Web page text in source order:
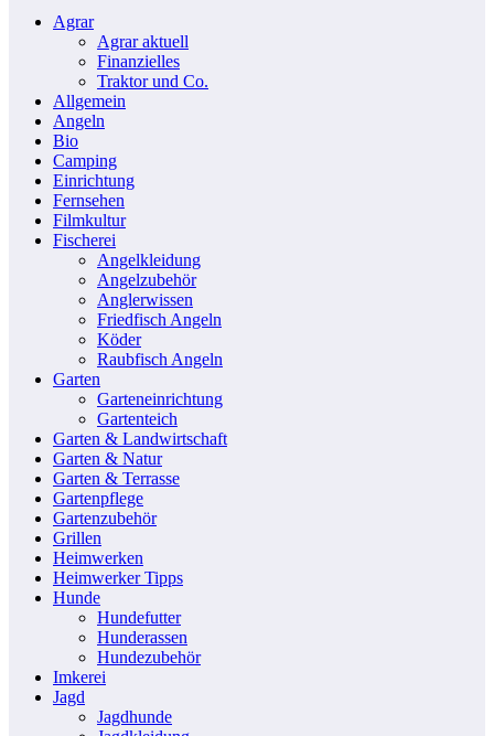
Agrar
Agrar aktuell
Finanzielles
Traktor und Co.
Allgemein
Angeln
Bio
Camping
Einrichtung
Fernsehen
Filmkultur
Fischerei
Angelkleidung
Angelzubehör
Anglerwissen
Friedfisch Angeln
Köder
Raubfisch Angeln
Garten
Garteneinrichtung
Gartenteich
Garten & Landwirtschaft
Garten & Natur
Garten & Terrasse
Gartenpflege
Gartenzubehör
Grillen
Heimwerken
Heimwerker Tipps
Hunde
Hundefutter
Hunderassen
Hundezubehör
Imkerei
Jagd
Jagdhunde